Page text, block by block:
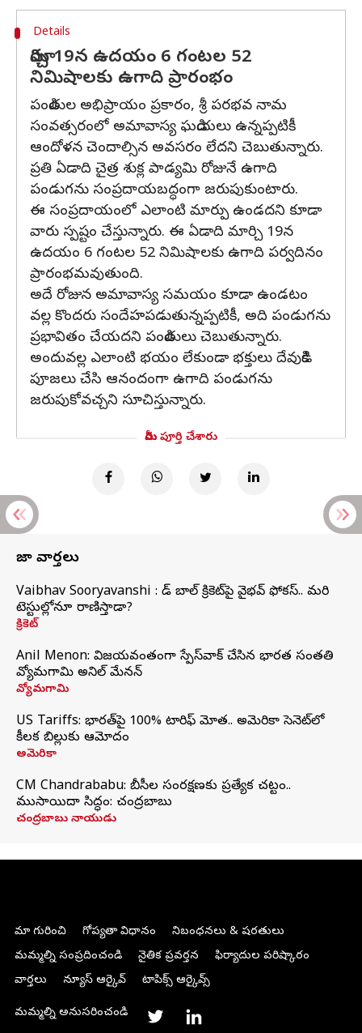
Details
మార్చి 19న ఉదయం 6 గంటల 52
నిమిషాలకు ఉగాది ప్రారంభం
పండితుల అభిప్రాయం ప్రకారం, శ్రీ పరభవ నామ
సంవత్సరంలో అమావాస్య ఘడియలు ఉన్నప్పటికీ
ఆందోళన చెందాల్సిన అవసరం లేదని చెబుతున్నారు.
ప్రతి ఏడాది చైత్ర శుక్ల పాడ్యమి రోజునే ఉగాది
పండుగను సంప్రదాయబద్ధంగా జరుపుకుంటారు.
ఈ సంప్రదాయంలో ఎలాంటి మార్పు ఉండదని కూడా
వారు స్పష్టం చేస్తున్నారు. ఈ ఏడాది మార్చి 19న
ఉదయం 6 గంటల 52 నిమిషాలకు ఉగాది పర్వదినం
ప్రారంభమవుతుంది.
అదే రోజున అమావాస్య సమయం కూడా ఉండటం
వల్ల కొందరు సందేహపడుతున్నప్పటికీ, అది పండుగను
ప్రభావితం చేయదని పండితులు చెబుతున్నారు.
అందువల్ల ఎలాంటి భయం లేకుండా భక్తులు దేవుడికి
పూజలు చేసి ఆనందంగా ఉగాది పండుగను
జరుపుకోవచ్చని సూచిస్తున్నారు.
మీరు పూర్తి చేశారు
తాజా వార్తలు
Vaibhav Sooryavanshi : రెడ్ బాల్ క్రికెట్‌పై వైభవ్ ఫోకస్.. మరి
టెస్టుల్లోనూ రాణిస్తాడా?
క్రికెట్
Anil Menon: విజయవంతంగా స్పేస్‌వాక్‌ చేసిన భారత సంతతి
వ్యోమగామి అనిల్‌ మేనన్
వ్యోమగామి
US Tariffs: భారత్‌పై 100% టారిఫ్‌ మోత.. అమెరికా సెనెట్‌లో
కీలక బిల్లుకు ఆమోదం
అమెరికా
CM Chandrababu: బీసీల సంరక్షణకు ప్రత్యేక చట్టం..
ముసాయిదా సిద్ధం: చంద్రబాబు
చంద్రబాబు నాయుడు
మా గురించి గోప్యతా విధానం
నిబంధనలు & షరతులు
మమ్మల్ని సంప్రదించండి
నైతిక ప్రవర్తన
ఫిర్యాదుల పరిష్కారం
వార్తలు
న్యూస్ ఆర్కైవ్ టాపిక్స్ ఆర్కైవ్స్
మమ్మల్ని అనుసరించండి